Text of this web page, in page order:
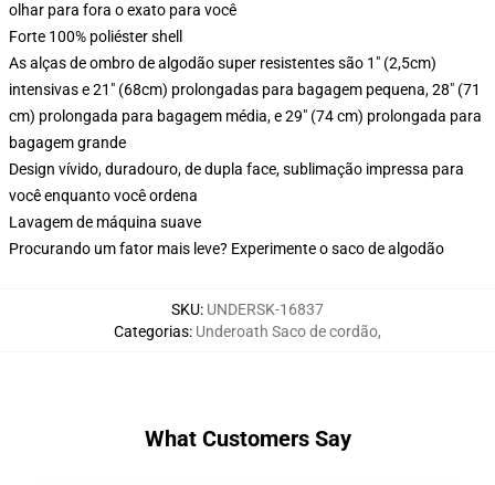
olhar para fora o exato para você
Forte 100% poliéster shell
As alças de ombro de algodão super resistentes são 1" (2,5cm)
intensivas e 21" (68cm) prolongadas para bagagem pequena, 28" (71
cm) prolongada para bagagem média, e 29" (74 cm) prolongada para
bagagem grande
Design vívido, duradouro, de dupla face, sublimação impressa para
você enquanto você ordena
Lavagem de máquina suave
Procurando um fator mais leve? Experimente o saco de algodão
SKU: UNDERSK-16837
Categorias: Underoath Saco de cordão,
What Customers Say